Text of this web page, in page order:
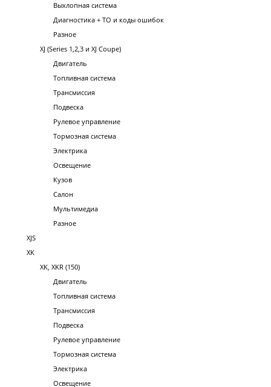
Выхлопная система
Диагностика + ТО и коды ошибок
Разное
XJ (Series 1,2,3 и XJ Coupe)
Двигатель
Топливная система
Трансмиссия
Подвеска
Рулевое управление
Тормозная система
Электрика
Освещение
Кузов
Салон
Мультимедиа
Разное
XJS
XK
XK, XKR (150)
Двигатель
Топливная система
Трансмиссия
Подвеска
Рулевое управление
Тормозная система
Электрика
Освещение